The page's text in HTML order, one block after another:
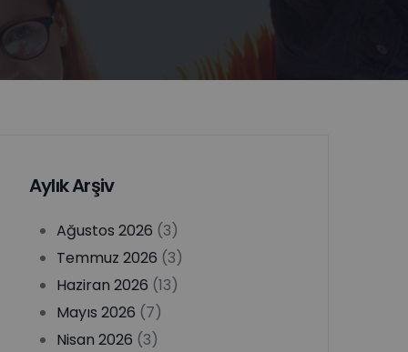
Aylık Arşiv
Ağustos 2026 (3)
Temmuz 2026 (3)
Haziran 2026 (13)
Mayıs 2026 (7)
Nisan 2026 (3)